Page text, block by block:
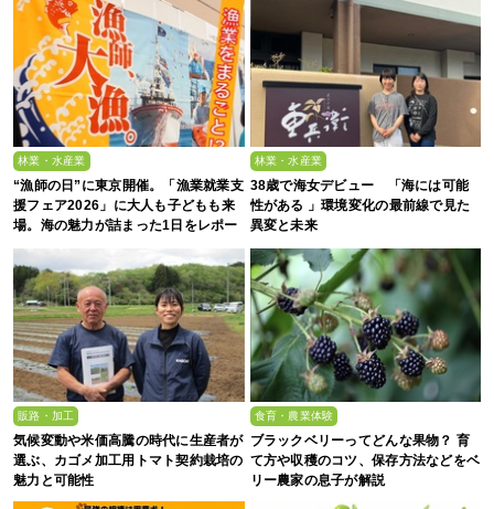
林業・水産業
“漁師の日”に東京開催。「漁業就業支
援フェア2026」に大人も子どもも来
場。海の魅力が詰まった1日をレポー
林業・水産業
38歳で海女デビュー 「海には可能
性がある 」環境変化の最前線で見た
異変と未来
販路・加工
気候変動や米価高騰の時代に生産者が
選ぶ、カゴメ加工用トマト契約栽培の
魅力と可能性
食育・農業体験
ブラックベリーってどんな果物？ 育
て方や収穫のコツ、保存方法などをベ
リー農家の息子が解説